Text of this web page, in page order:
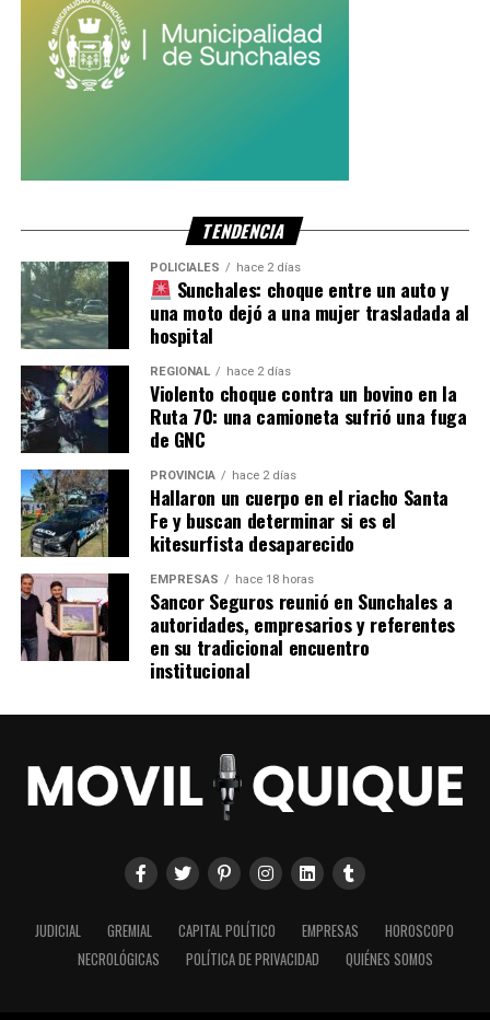
TENDENCIA
POLICIALES hace 2 días
Sunchales: choque entre un auto y
una moto dejó a una mujer trasladada al
hospital
REGIONAL hace 2 días
Violento choque contra un bovino en la
Ruta 70: una camioneta sufrió una fuga
de GNC
PROVINCIA hace 2 días
Hallaron un cuerpo en el riacho Santa
Fe y buscan determinar si es el
kitesurfista desaparecido
EMPRESAS hace 18 horas
Sancor Seguros reunió en Sunchales a
autoridades, empresarios y referentes
en su tradicional encuentro
institucional
JUDICIAL GREMIAL CAPITAL POLÍTICO EMPRESAS
HOROSCOPO
NECROLÓGICAS
POLÍTICA DE PRIVACIDAD QUIÉNES SOMOS